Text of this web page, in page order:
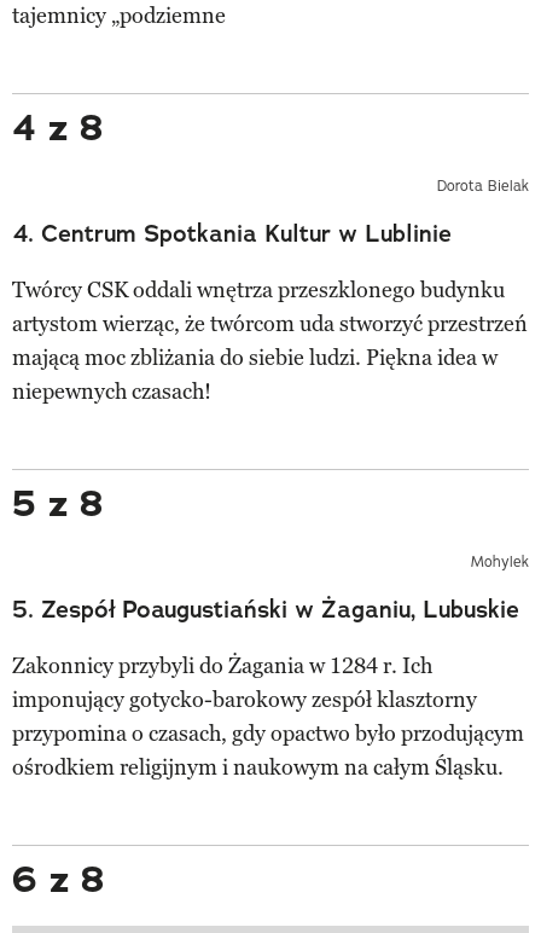
tajemnicy „podziemne
4 z 8
Dorota Bielak
4. Centrum Spotkania Kultur w Lublinie
Twórcy CSK oddali wnętrza przeszklonego budynku
artystom wierząc, że twórcom uda stworzyć przestrzeń
mającą moc zbliżania do siebie ludzi. Piękna idea w
niepewnych czasach!
5 z 8
Mohylek
5. Zespół Poaugustiański w Żaganiu, Lubuskie
Zakonnicy przybyli do Żagania w 1284 r. Ich
imponujący gotycko-barokowy zespół klasztorny
przypomina o czasach, gdy opactwo było przodującym
ośrodkiem religijnym i naukowym na całym Śląsku.
6 z 8